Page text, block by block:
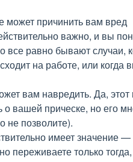
может причинить вам вред
важно, и вы
равно бывают случаи,
на работе, или когда
вам навредить. Да,
о вашей прическе, но его
не позволите).
имеет значение
переживаете только